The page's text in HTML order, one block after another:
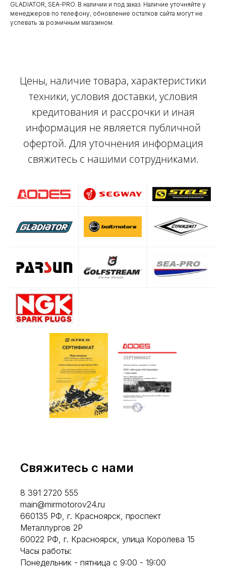
GLADIATOR, SEA-PRO. В наличии и под заказ. Наличие уточняйте у
менеджеров по телефону, обновление остатков сайта могут не
успевать за розничным магазином.
Цены, наличие товара, характеристики
техники, условия доставки, условия
кредитования и рассрочки и иная
информация не является публичной
офертой. Для уточнения информация
свяжитесь с нашими сотрудниками.
Свяжитесь с нами
8 391 2720 555
main@mirmotorov24.ru
660135 РФ, г. Красноярск, проспект
Металлургов 2Р
60022 РФ, г. Красноярск, улица Королева 15
Часы работы:
Понедельник - пятница с 9:00 - 19:00